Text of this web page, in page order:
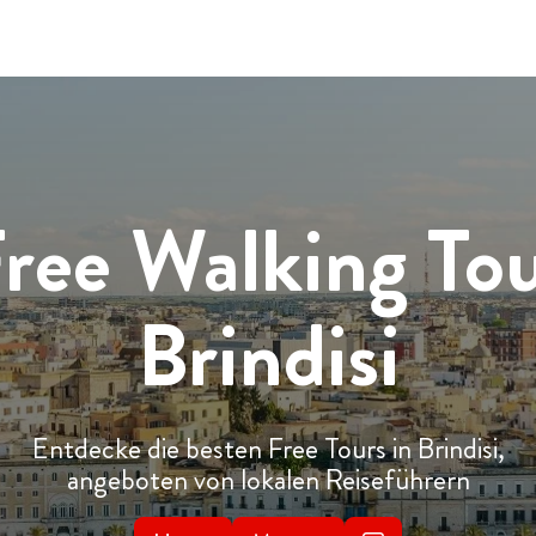
Walking
Brindisi
Entdecke die besten Free Tours in Brindisi,
angeboten von lokalen Reiseführern